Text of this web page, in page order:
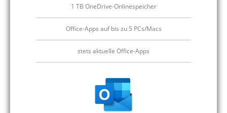
1 TB OneDrive-Onlinespeicher
Office-Apps auf bis zu 5 PCs/Macs
stets aktuelle Office-Apps